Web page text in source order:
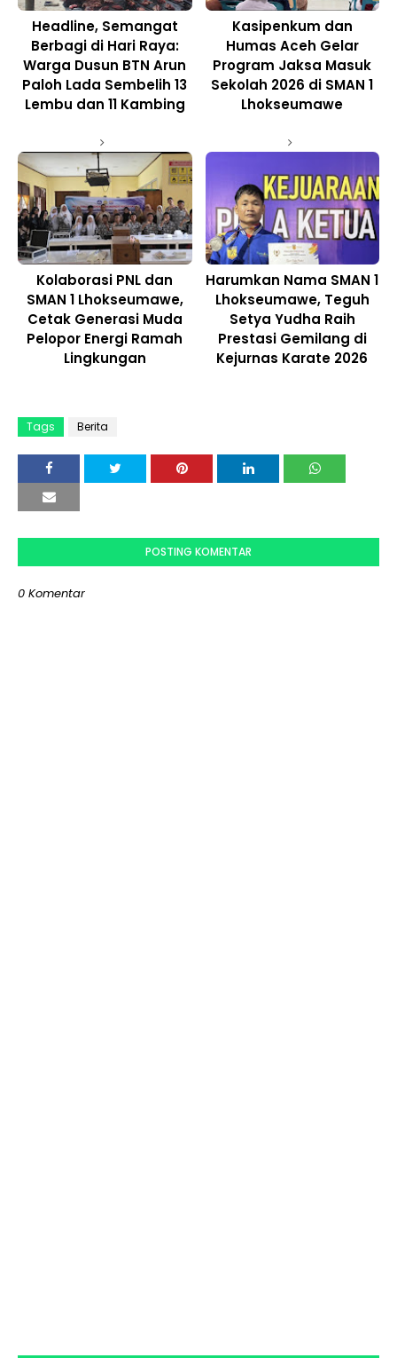
Headline, Semangat
Berbagi di Hari Raya:
Warga Dusun BTN Arun
Paloh Lada Sembelih 13
Lembu dan 11 Kambing
Kasipenkum dan
Humas Aceh Gelar
Program Jaksa Masuk
Sekolah 2026 di SMAN 1
Lhokseumawe
Kolaborasi PNL dan
SMAN 1 Lhokseumawe,
Cetak Generasi Muda
Pelopor Energi Ramah
Lingkungan
Harumkan Nama SMAN 1
Lhokseumawe, Teguh
Setya Yudha Raih
Prestasi Gemilang di
Kejurnas Karate 2026
Tags Berita
POSTING KOMENTAR
0 Komentar